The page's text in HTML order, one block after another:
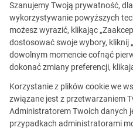
Ta oferta jest
nieaktualna.
Zobacz
Kraków
Szanujemy Twoją prywatność,
wykorzystywanie powyższych
możesz wyrazić, klikając
dostosować swoje wybory, kliknij
dowolnym momencie cofnąć
dokonać zmiany preferencji,
Korzystanie z plików cookie we
związane jest z przetwarzaniem
Administratorem Twoich danych
przypadkach administratorami